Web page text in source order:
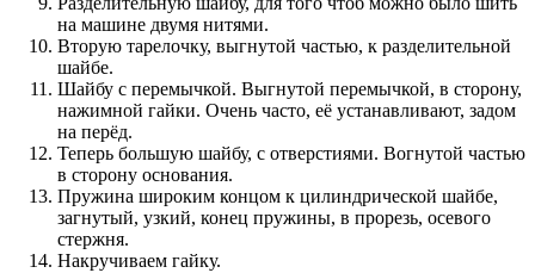
на машине двумя нитями.
Вторую тарелочку, выгнутой частью, к разделительной
шайбе.
Шайбу с перемычкой. Выгнутой перемычкой, в сторону,
нажимной гайки. Очень часто, её устанавливают, задом
на перёд.
Теперь большую шайбу, с отверстиями. Вогнутой частью
в сторону основания.
Пружина широким концом к цилиндрической шайбе,
загнутый, узкий, конец пружины, в прорезь, осевого
стержня.
Накручиваем гайку.